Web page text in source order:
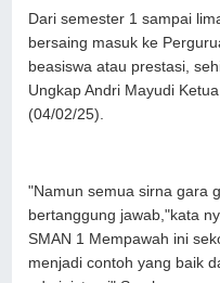
Dari semester 1 sampai
bersaing masuk ke
beasiswa atau prestasi,
Ungkap Andri Mayudi
(04/02/25).
"Namun semua sirna gara
bertanggung jawab,"kata
SMAN 1 Mempawah ini
menjadi contoh yang baik